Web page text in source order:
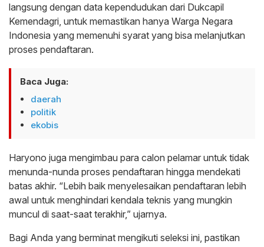
langsung dengan data kependudukan dari Dukcapil
Kemendagri, untuk memastikan hanya Warga Negara
Indonesia yang memenuhi syarat yang bisa melanjutkan
proses pendaftaran.
Baca Juga:
daerah
politik
ekobis
Haryono juga mengimbau para calon pelamar untuk tidak
menunda-nunda proses pendaftaran hingga mendekati
batas akhir. “Lebih baik menyelesaikan pendaftaran lebih
awal untuk menghindari kendala teknis yang mungkin
muncul di saat-saat terakhir,” ujarnya.
Bagi Anda yang berminat mengikuti seleksi ini, pastikan